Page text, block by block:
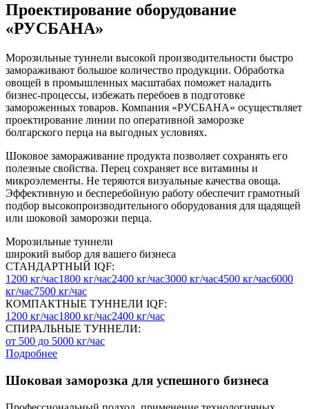
Проектирование оборудование
«РУСБАНА»
Морозильные туннели высокой производительности быстро
замораживают большое количество продукции. Обработка
овощей в промышленных масштабах поможет наладить
бизнес-процессы, избежать перебоев в подготовке
замороженных товаров. Компания «РУСБАНА» осуществляет
проектирование линии по оперативной заморозке
болгарского перца на выгодных условиях.
Шоковое замораживание продукта позволяет сохранять его
полезные свойства. Перец сохраняет все витамины и
микроэлементы. Не теряются визуальные качества овоща.
Эффективную и бесперебойную работу обеспечит грамотный
подбор высокопроизводительного оборудования для щадящей
или шоковой заморозки перца.
Морозильные туннели
широкий выбор для вашего бизнеса
СТАНДАРТНЫЙ IQF:
1200 кг/час1800 кг/час2400 кг/час3000 кг/час4500 кг/час6000
кг/час7500 кг/час
КОМПАКТНЫЕ ТУННЕЛИ IQF:
1200 кг/час1800 кг/час2400 кг/час
СПИРАЛЬНЫЕ ТУННЕЛИ:
от 500 до 5000 кг/час
Подробнее
Шоковая заморозка для успешного бизнеса